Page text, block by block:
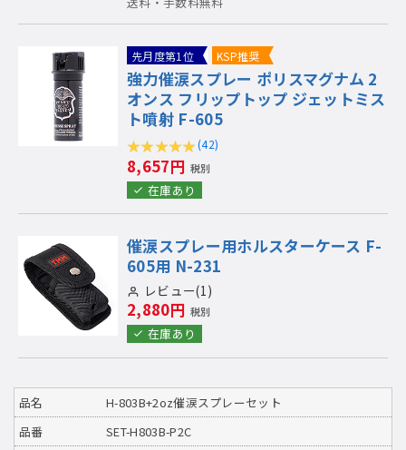
先月度第1位 KSP推奨
強力催涙スプレー ポリスマグナム 2
オンス フリップトップ ジェットミス
ト噴射 F-605
(42)
8,657円 税別
在庫あり
催涙スプレー用ホルスターケース F-
605用 N-231
レビュー(1)
2,880円 税別
在庫あり
品名
H-803B+2oz催涙スプレーセット
品番
SET-H803B-P2C